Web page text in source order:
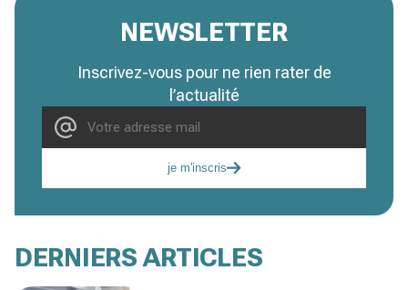
NEWSLETTER
Inscrivez-vous pour ne rien rater de
l’actualité
je m'inscris
DERNIERS ARTICLES